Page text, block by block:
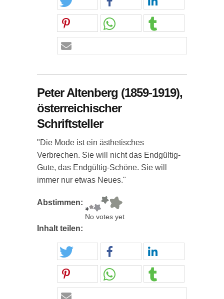
Peter Altenberg (1859-1919),
österreichischer
Schriftsteller
"Die Mode ist ein ästhetisches
Verbrechen. Sie will nicht das Endgültig-
Gute, das Endgültig-Schöne. Sie will
immer nur etwas Neues."
Abstimmen:
No votes yet
Inhalt teilen: